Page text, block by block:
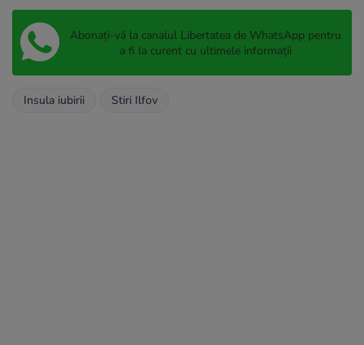
Abonați-vă la canalul Libertatea de WhatsApp pentru
a fi la curent cu ultimele informații
Insula iubirii Stiri Ilfov